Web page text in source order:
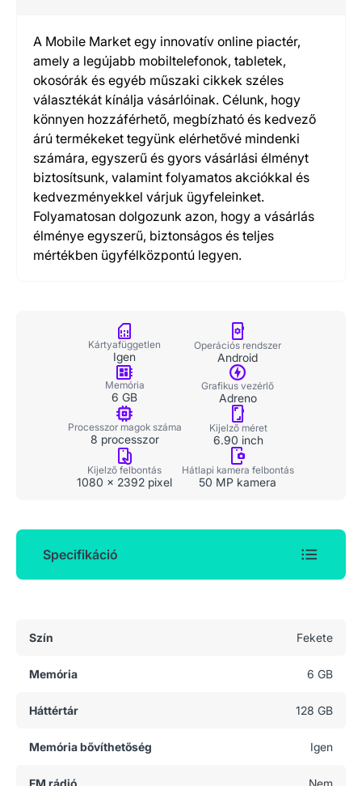
A Mobile Market egy innovatív online piactér,
amely a legújabb mobiltelefonok, tabletek,
okosórák és egyéb műszaki cikkek széles
választékát kínálja vásárlóinak. Célunk, hogy
könnyen hozzáférhető, megbízható és kedvező
árú termékeket tegyünk elérhetővé mindenki
számára, egyszerű és gyors vásárlási élményt
biztosítsunk, valamint folyamatos akciókkal és
kedvezményekkel várjuk ügyfeleinket.
Folyamatosan dolgozunk azon, hogy a vásárlás
élménye egyszerű, biztonságos és teljes
mértékben ügyfélközpontú legyen.
Kártyafüggetlen
Igen
Operációs rendszer
Android
Memória
6 GB
Grafikus vezérlő
Adreno
Processzor magok száma
8 processzor
Kijelző méret
6.90 inch
Kijelző felbontás
1080 x 2392 pixel
Hátlapi kamera felbontás
50 MP kamera
Specifikáció
Szín Fekete
Memória 6 GB
Háttértár 128 GB
Memória bővíthetőség Igen
FM rádió Nem